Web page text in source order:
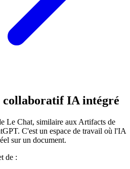
collaboratif IA intégré
Le Chat, similaire aux Artifacts de
C'est un espace de travail où l'IA
sur un document.
de :